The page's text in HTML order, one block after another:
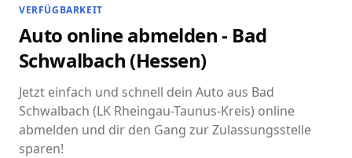
VERFÜGBARKEIT
Auto online abmelden - Bad
Schwalbach (Hessen)
Jetzt einfach und schnell dein Auto aus Bad
Schwalbach (LK Rheingau-Taunus-Kreis) online
abmelden und dir den Gang zur Zulassungsstelle
sparen!